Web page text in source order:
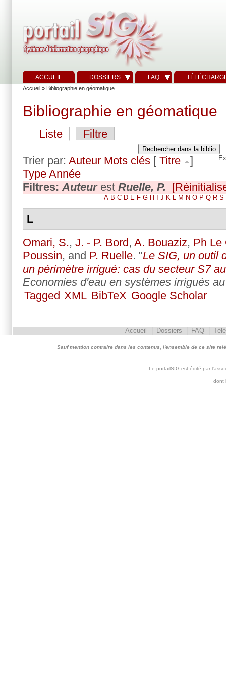
ACCUEIL DOSSIERS FAQ
Accueil » Bibliographie en géomatique
Bibliographie en géomatique
Liste Filtre
Trier par: Auteur Mots clés [ Titre
]
Type Année
Filtres:Auteurest Ruelle, P.
A B C D E F G H J K L M N O P Q R S
L
Omari, S., J. - P. Bord, A. Bouaziz, Ph Le
Poussin, and P. Ruelle. "Le SIG, un outil
un périmètre irrigué: cas du secteur S7
Economies d'eau en systèmes irrigués
Tagged XML BibTeX Google Scholar
Accueil Dossiers FAQ
Sauf mention contraire dans les contenus, l'ensemble de ce site
Le portailSIG est édité par
dont